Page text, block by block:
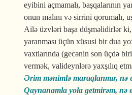
eyibini açmamalı, başqalarının
onun malını və sirrini qorumalı,
Ailə üzvləri başa düşməlidirlər
yaranması üçün xüsusi bir dua
vaxtlarında (gecənin son üçdə
vermək, valideynlərə yaxşılıq
Ərim mənimlə maraqlanmır, nə
Qaynanamla yola getmirəm, nə